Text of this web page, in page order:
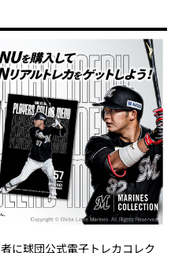
者に球団公式電子トレカコレク